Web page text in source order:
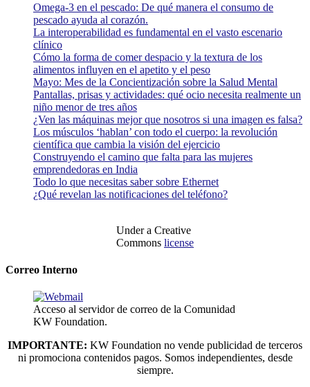
Omega-3 en el pescado: De qué manera el consumo de
pescado ayuda al corazón.
La interoperabilidad es fundamental en el vasto escenario
clínico
Cómo la forma de comer despacio y la textura de los
alimentos influyen en el apetito y el peso
Mayo: Mes de la Concientización sobre la Salud Mental
Pantallas, prisas y actividades: qué ocio necesita realmente un
niño menor de tres años
¿Ven las máquinas mejor que nosotros si una imagen es falsa?
Los músculos ‘hablan’ con todo el cuerpo: la revolución
científica que cambia la visión del ejercicio
Construyendo el camino que falta para las mujeres
emprendedoras en India
Todo lo que necesitas saber sobre Ethernet
¿Qué revelan las notificaciones del teléfono?
Under a Creative
Commons license
Correo Interno
Acceso al servidor de correo de la Comunidad
KW Foundation.
IMPORTANTE: KW Foundation no vende publicidad de terceros
ni promociona contenidos pagos. Somos independientes, desde
siempre.